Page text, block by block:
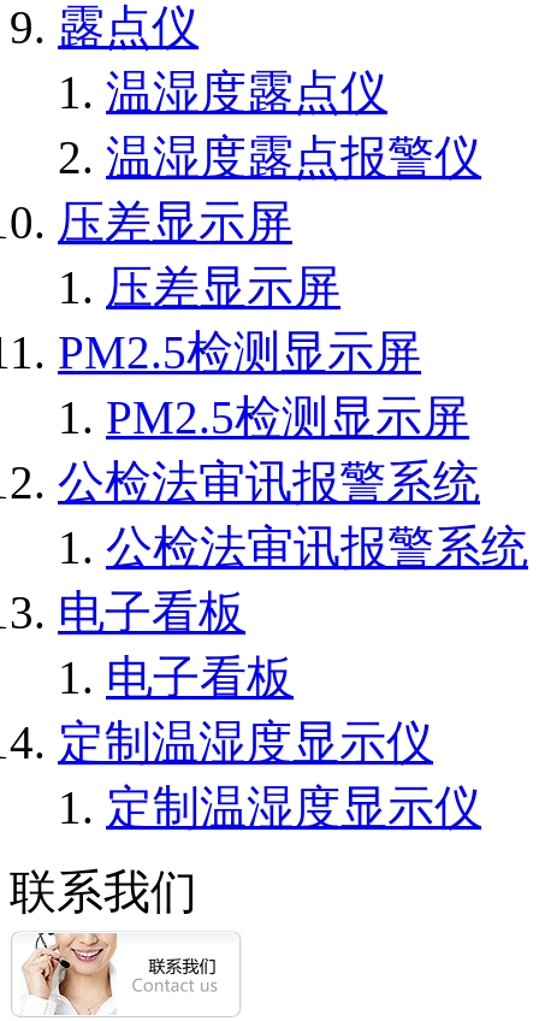
露点仪
温湿度露点仪
温湿度露点报警仪
压差显示屏
压差显示屏
PM2.5检测显示屏
PM2.5检测显示屏
公检法审讯报警系统
公检法审讯报警系统
电子看板
电子看板
定制温湿度显示仪
定制温湿度显示仪
联系我们